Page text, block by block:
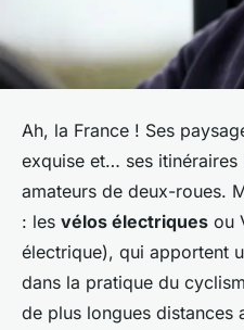
Ah, la France ! Ses
exquise et… ses
amateurs de deux-roues.
: les vélos électriques ou
électrique), qui apportent
dans la pratique du
de plus longues distances